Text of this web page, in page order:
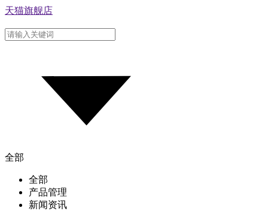
天猫旗舰店
全部
全部
产品管理
新闻资讯